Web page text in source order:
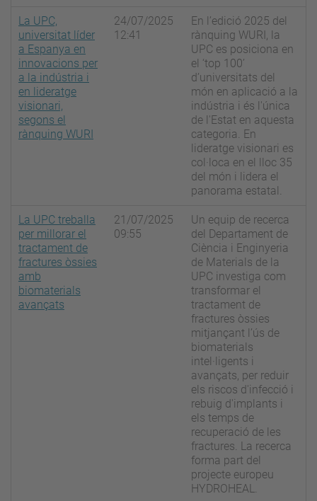
La UPC,
universitat líder
a Espanya en
innovacions per
a la indústria i
en lideratge
visionari,
segons el
rànquing WURI
24/07/2025
12:41
En l’edició 2025 del
rànquing WURI, la
UPC es posiciona en
el ‘top 100’
d’universitats del
món en aplicació a la
indústria i és l'única
de l'Estat en aquesta
categoria. En
lideratge visionari es
col·loca en el lloc 35
del món i lidera el
panorama estatal.
La UPC treballa
per millorar el
tractament de
fractures òssies
amb
biomaterials
avançats
21/07/2025
09:55
Un equip de recerca
del Departament de
Ciència i Enginyeria
de Materials de la
UPC investiga com
transformar el
tractament de
fractures òssies
mitjançant l’ús de
biomaterials
intel·ligents i
avançats, per reduir
els riscos d'infecció i
rebuig d'implants i
els temps de
recuperació de les
fractures. La recerca
forma part del
projecte europeu
HYDROHEAL.